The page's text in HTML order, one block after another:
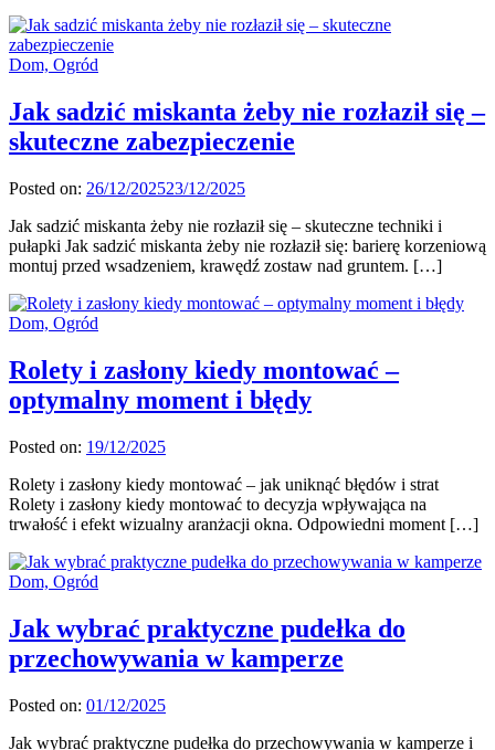
Dom, Ogród
Jak sadzić miskanta żeby nie rozłaził się –
skuteczne zabezpieczenie
Posted on: 26/12/202523/12/2025
Jak sadzić miskanta żeby nie rozłaził się – skuteczne techniki i
pułapki Jak sadzić miskanta żeby nie rozłaził się: barierę korzeniową
montuj przed wsadzeniem, krawędź zostaw nad gruntem. […]
Dom, Ogród
Rolety i zasłony kiedy montować –
optymalny moment i błędy
Posted on: 19/12/2025
Rolety i zasłony kiedy montować – jak uniknąć błędów i strat
Rolety i zasłony kiedy montować to decyzja wpływająca na
trwałość i efekt wizualny aranżacji okna. Odpowiedni moment […]
Dom, Ogród
Jak wybrać praktyczne pudełka do
przechowywania w kamperze
Posted on: 01/12/2025
Jak wybrać praktyczne pudełka do przechowywania w kamperze i